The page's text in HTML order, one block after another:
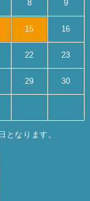
8 9
15 16
22 23
29 30
となります。